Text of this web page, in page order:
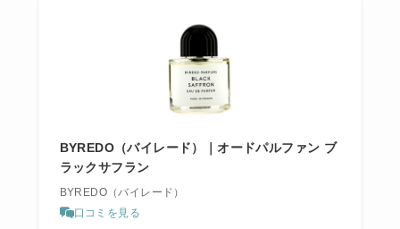
BYREDO（バイレード）｜オードパルファン ブ
ラックサフラン
BYREDO（バイレード）
口コミを見る